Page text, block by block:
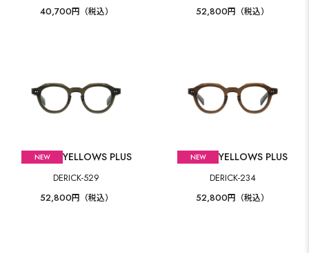
40,700円（税込）
52,800円（税込）
YELLOWS PLUS
DERICK-529
52,800円（税込）
YELLOWS PLUS
DERICK-234
52,800円（税込）